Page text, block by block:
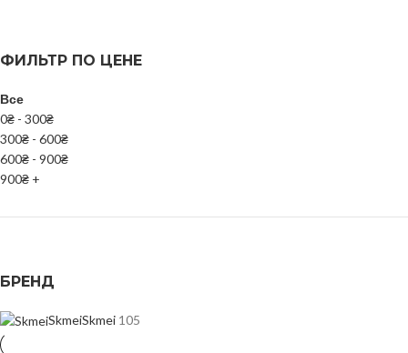
ФИЛЬТР ПО ЦЕНЕ
Все
0₴ - 300₴
300₴ - 600₴
600₴ - 900₴
900₴ +
БРЕНД
SkmeiSkmei 105